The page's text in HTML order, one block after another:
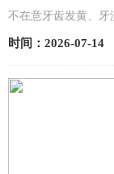
不在意牙齿发黄、
这些口腔难题，温和
时间：2026-07-14